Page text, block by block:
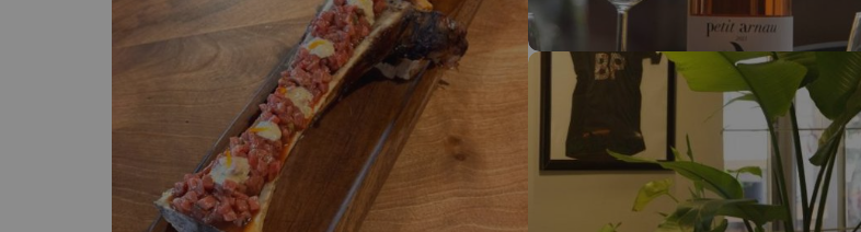
Sembra che il nostro ricercatore abbia perso la strada. Non appena troverà la bussola, tornerà.